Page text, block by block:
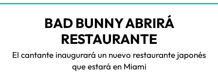
BAD BUNNY ABRIRÁ
RESTAURANTE
El cantante inaugurará un nuevo restaurante japonés
que estará en Miami